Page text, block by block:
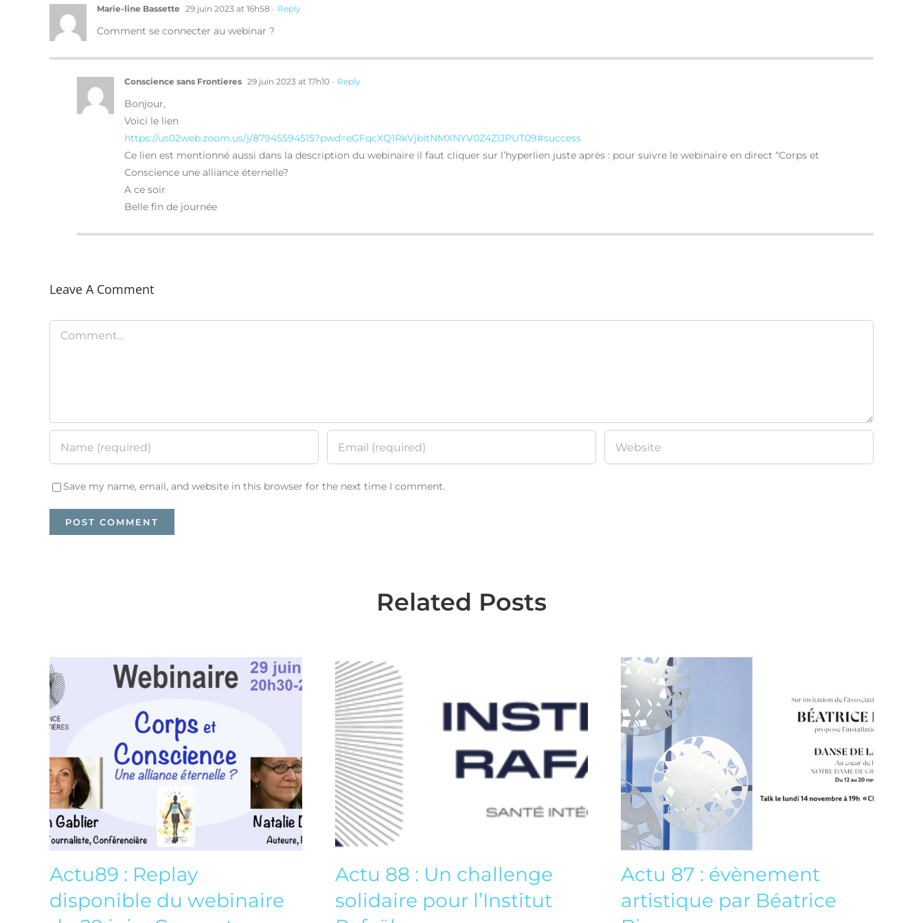
Marie-line Bassette 29 juin 2023 at 16h58 - Reply
Comment se connecter au webinar ?
Conscience sans Frontieres 29 juin 2023 at 17h10- Reply
Bonjour,
Voici le lien
https://us02web.zoom.us/j/87945594515?pwd=eGFqcXQ1RkVjbitNMXNYV0Z4ZlJPUT09#success
Ce lien est mentionné aussi dans la description du webinaire il faut cliquer sur l’hyperlien juste après : pour suivre le webinaire en direct “Corps et
Conscience une alliance éternelle?
A ce soir
Belle fin de journée
Leave A Comment
Save my name, email, and website in this browser for the next time I comment.
Related Posts
Actu89 : Replay
disponible du webinaire
Actu 88 : Un challenge
solidaire pour l’Institut
Actu 87 : évènement
artistique par Béatrice